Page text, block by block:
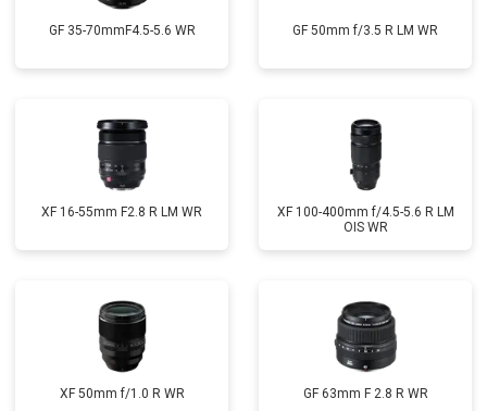
GF 35-70mmF4.5-5.6 WR GF 50mm f/3.5 R LM WR
XF 16-55mm F2.8 R LM WR
XF 100-400mm f/4.5-5.6 R LM
OIS WR
XF 50mm f/1.0 R WR GF 63mm F 2.8 R WR